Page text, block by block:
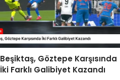
Beşiktaş, Göztepe Karşısında
İki Farklı Galibiyet Kazandı